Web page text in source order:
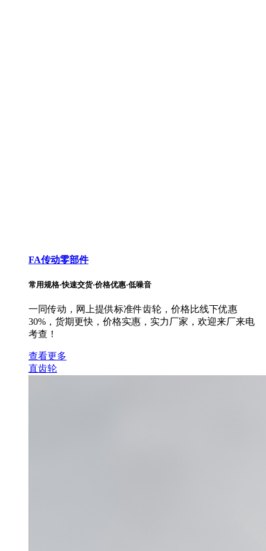
FA传动零部件
常用规格·快速交货·价格优惠·低噪音
一同传动，网上提供标准件齿轮，价格比线下优惠
30%，货期更快，价格实惠，实力厂家，欢迎来厂来电
考查！
查看更多
直齿轮